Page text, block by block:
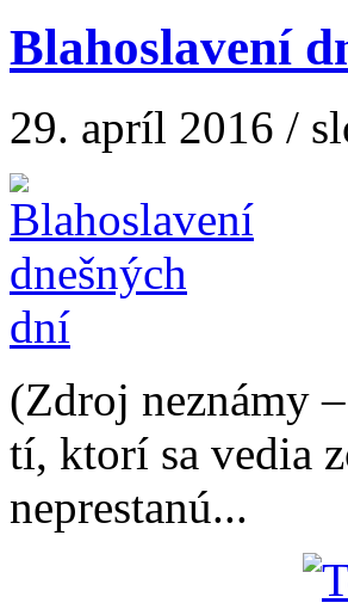
Blahoslavení
29. apríl 2016 /
(Zdroj neznámy
tí, ktorí sa vedia
neprestanú...